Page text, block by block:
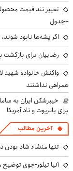
+جدول
اگر پشه‌ها نابود
رضاییان برای بازگشت
واکنش خانواده شهید
همراهی نداشتند
خیبرشکن ایران به
برای پاتریوت و تاد آمریکا
آخرین مطالب
تنها منشاء شاد
آنیا تیلور-جوی